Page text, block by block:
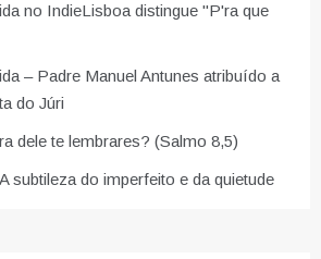
no IndieLisboa distingue "P'ra que
– Padre Manuel Antunes atribuído a
do Júri
dele te lembrares? (Salmo 8,5)
subtileza do imperfeito e da quietude